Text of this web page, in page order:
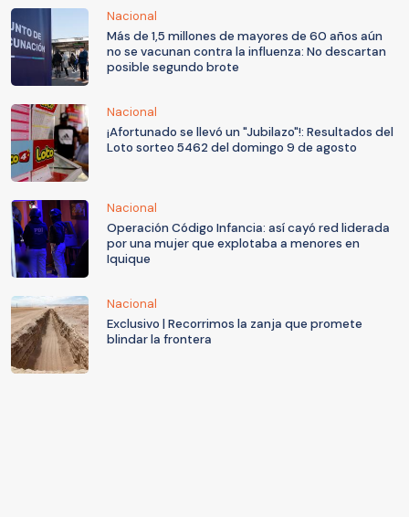
Nacional
Más de 1,5 millones de mayores de 60 años aún
no se vacunan contra la influenza: No descartan
posible segundo brote
Nacional
¡Afortunado se llevó un "Jubilazo"!: Resultados del
Loto sorteo 5462 del domingo 9 de agosto
Nacional
Operación Código Infancia: así cayó red liderada
por una mujer que explotaba a menores en
Iquique
Nacional
Exclusivo | Recorrimos la zanja que promete
blindar la frontera